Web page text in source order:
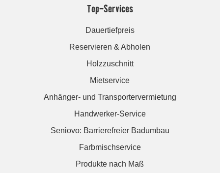
Top-Services
Dauertiefpreis
Reservieren & Abholen
Holzzuschnitt
Mietservice
Anhänger- und Transportervermietung
Handwerker-Service
Seniovo: Barrierefreier Badumbau
Farbmischservice
Produkte nach Maß